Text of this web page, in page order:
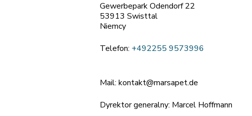
Gewerbepark Odendorf 22
53913 Swisttal
Niemcy
Telefon: +492255 9573996
Mail: kontakt@marsapet.de
Dyrektor generalny: Marcel Hoffmann